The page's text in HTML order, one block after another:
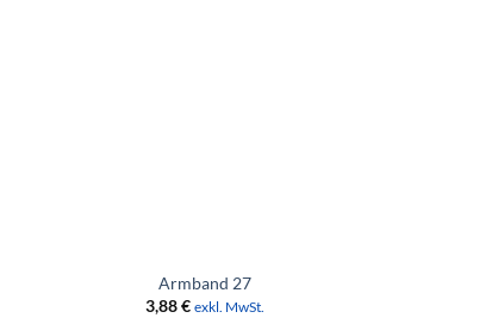
Armband 27
3,88€ exkl. MwSt.